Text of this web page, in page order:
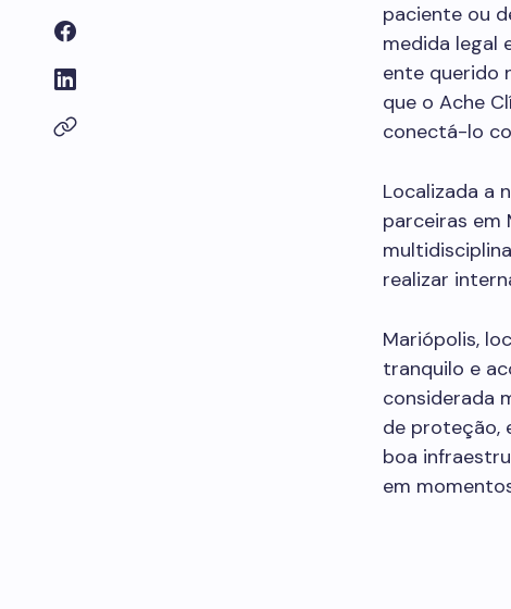
paciente ou
medida legal
ente querido
que o Ache
conectá-lo
Localizada a
parceiras em
realizar
Mariópolis,
tranquilo e
considerada
de proteção,
boa
em